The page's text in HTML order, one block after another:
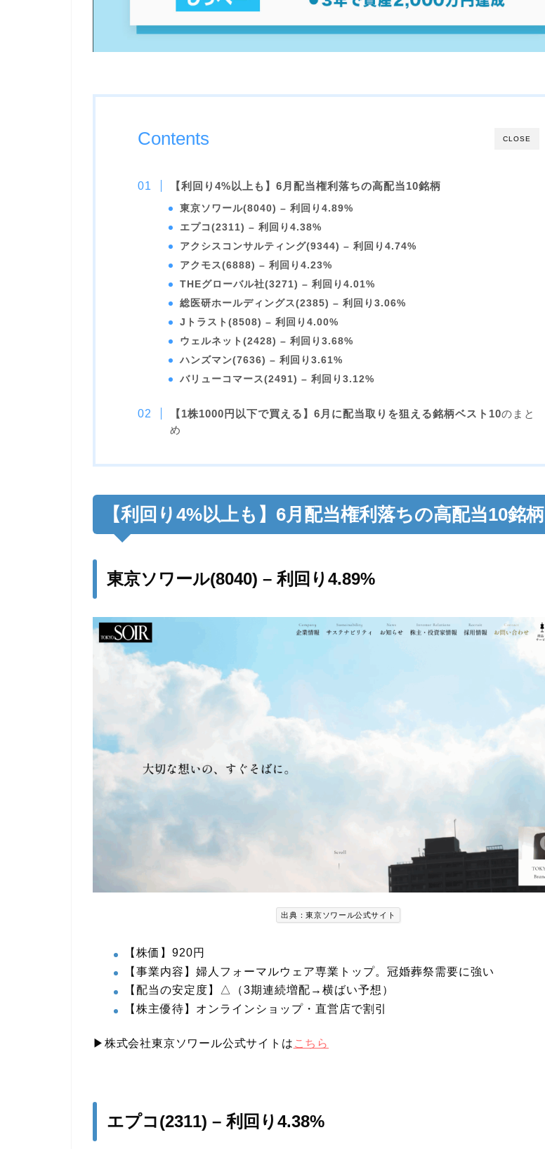
CLOSE
Contents
【利回り4%以上も】6月配当権利落ちの高配当10銘柄
東京ソワール(8040) – 利回り4.89%
エプコ(2311) – 利回り4.38%
アクシスコンサルティング(9344) – 利回り4.74%
アクモス(6888) – 利回り4.23%
THEグローバル社(3271) – 利回り4.01%
総医研ホールディングス(2385) – 利回り3.06%
Jトラスト(8508) – 利回り4.00%
ウェルネット(2428) – 利回り3.68%
ハンズマン(7636) – 利回り3.61%
バリューコマース(2491) – 利回り3.12%
【1株1000円以下で買える】6月に配当取りを狙える銘柄ベスト10のまと
め
【利回り4%以上も】6月配当権利落ちの高配当10銘柄
東京ソワール(8040) – 利回り4.89%
出典：東京ソワール公式サイト
【株価】920円
【事業内容】婦人フォーマルウェア専業トップ。冠婚葬祭需要に強い
【配当の安定度】△（3期連続増配→横ばい予想）
【株主優待】オンラインショップ・直営店で割引
▶︎株式会社東京ソワール公式サイトは こちら
エプコ(2311) – 利回り4.38%